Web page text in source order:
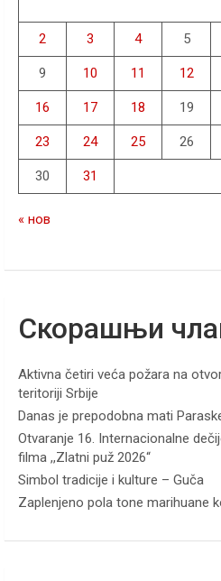
2 3 4 5
9 10 11 12
16 17 18 19
23 24 25 26
30 31
« нов
Скорашњи
Aktivna četiri veća požara na
teritoriji Srbije
Danas je prepodobna mati
Otvaranje 16. Internacionalne
filma ,,Zlatni puž 2026“
Simbol tradicije i kulture – Guča
Zaplenjeno pola tone marihuane